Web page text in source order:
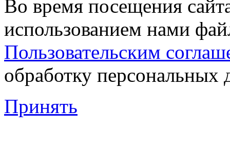
Во время посещения
использованием нами
Пользовательским
обработку персональных
Принять